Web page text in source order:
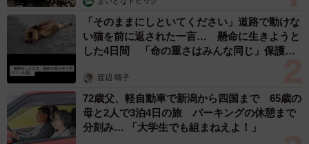
「そのままにしといてください」道路で動けな
い猫を前に返された一言… 懸命に生きようと
した4日間 「命の重さはみんな同じ」保護団
渡辺 晴子
72歳父、軽自動車で新潟から四国まで 65歳の
母と2人で3泊4日の旅 パーキングの休憩まで
分刻み… 「大学生でも組まねえよ！」